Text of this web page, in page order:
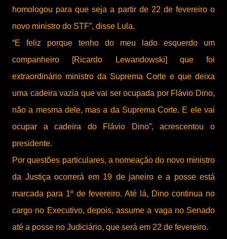
homologou para que seja a partir de 22 de fevereiro o
novo ministro do STF”, disse Lula.
“E feliz porque tenho do meu lado esquerdo um
companheiro [Ricardo Lewandowski] que foi
extraordinário ministro da Suprema Corte e que deixa
uma cadeira vazia que vai ser ocupada por Flávio Dino,
não a mesma dele, mas a da Suprema Corte. E ele vai
ocupar a cadeira do Flávio Dino”, acrescentou o
presidente.
Por questões particulares, a nomeação do novo ministro
da Justiça ocorrerá em 19 de janeiro e a posse está
marcada para 1º de fevereiro. Até lá, Dino continua no
cargo no Executivo, depois, assume a vaga no Senado
até a posse no Judiciário, que será em 22 de fevereiro.